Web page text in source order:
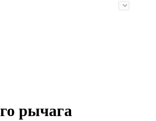
рычага